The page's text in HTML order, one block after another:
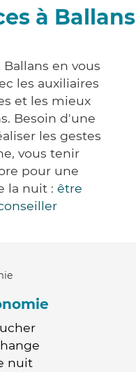
à Ballans
en vous
les auxiliaires
et les mieux
Besoin d'une
les gestes
vous tenir
pour une
la nuit : être
nuit